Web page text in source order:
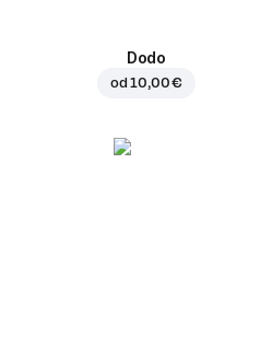
Dodo
od10,00 €